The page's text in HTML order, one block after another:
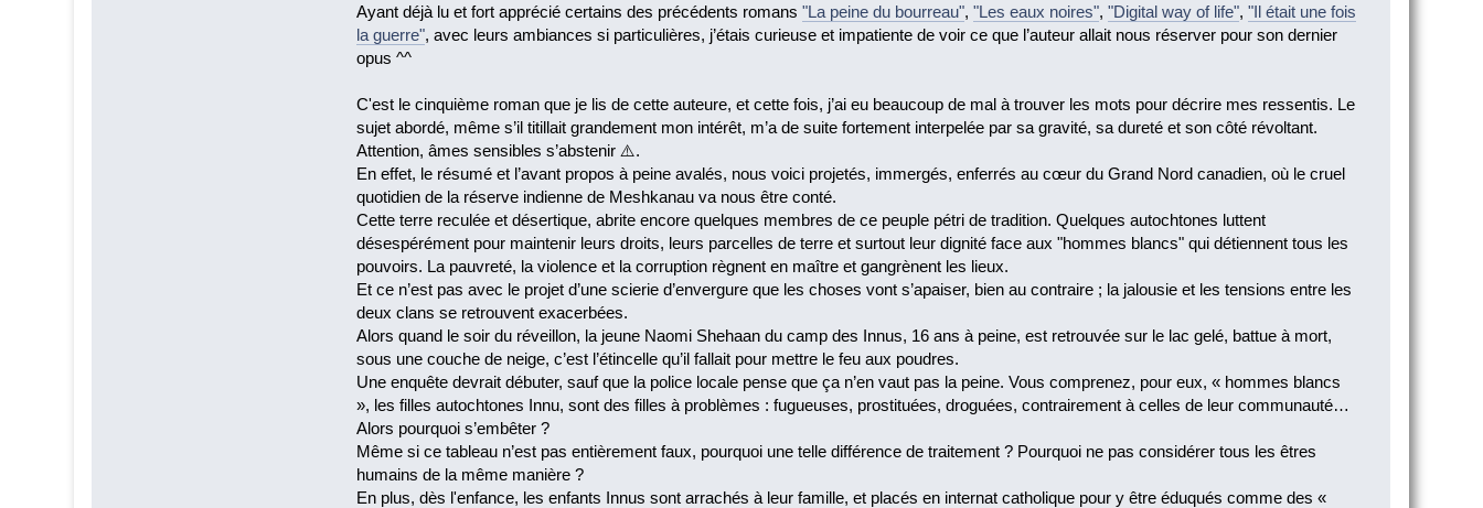
Ayant déjà lu et fort apprécié certains des précédents romans"La peine du bourreau","Les eaux noires","Digital way of life","Il était une fois
la guerre", avec leurs ambiances si particulières, j’étais curieuse et impatiente de voir ce que l’auteur allait nous réserver pour son dernier
opus ^^
C'est le cinquième roman que je lis de cette auteure, et cette fois, j’ai eu beaucoup de mal à trouver les mots pour décrire mes ressentis. Le
sujet abordé, même s’il titillait grandement mon intérêt, m’a de suite fortement interpelée par sa gravité, sa dureté et son côté révoltant.
Attention, âmes sensibles s’abstenir ⚠️.
En effet, le résumé et l’avant propos à peine avalés, nous voici projetés, immergés, enferrés au cœur du Grand Nord canadien, où le cruel
quotidien de la réserve indienne de Meshkanau va nous être conté.
Cette terre reculée et désertique, abrite encore quelques membres de ce peuple pétri de tradition. Quelques autochtones luttent
désespérément pour maintenir leurs droits, leurs parcelles de terre et surtout leur dignité face aux "hommes blancs" qui détiennent tous les
pouvoirs. La pauvreté, la violence et la corruption règnent en maître et gangrènent les lieux.
Et ce n’est pas avec le projet d’une scierie d’envergure que les choses vont s’apaiser, bien au contraire ; la jalousie et les tensions entre les
deux clans se retrouvent exacerbées.
Alors quand le soir du réveillon, la jeune Naomi Shehaan du camp des Innus, 16 ans à peine, est retrouvée sur le lac gelé, battue à mort,
sous une couche de neige, c’est l’étincelle qu’il fallait pour mettre le feu aux poudres.
Une enquête devrait débuter, sauf que la police locale pense que ça n’en vaut pas la peine. Vous comprenez, pour eux, « hommes blancs
», les filles autochtones Innu, sont des filles à problèmes : fugueuses, prostituées, droguées, contrairement à celles de leur communauté…
Alors pourquoi s’embêter ?
Même si ce tableau n’est pas entièrement faux, pourquoi une telle différence de traitement ? Pourquoi ne pas considérer tous les êtres
humains de la même manière ?
En plus, dès l'enfance, les enfants Innus sont arrachés à leur famille, et placés en internat catholique pour y être éduqués comme des «